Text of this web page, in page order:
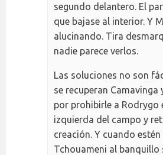
segundo delantero. El
que bajase al interior. Y
alucinando. Tira
nadie parece verlos.
Las soluciones no son
se recuperan Camavinga
por prohibirle a Rodrygo
izquierda del campo y
creación. Y cuando
Tchouameni al banquillo